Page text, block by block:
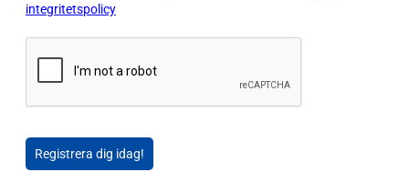
integritetspolicy
Registrera dig idag!